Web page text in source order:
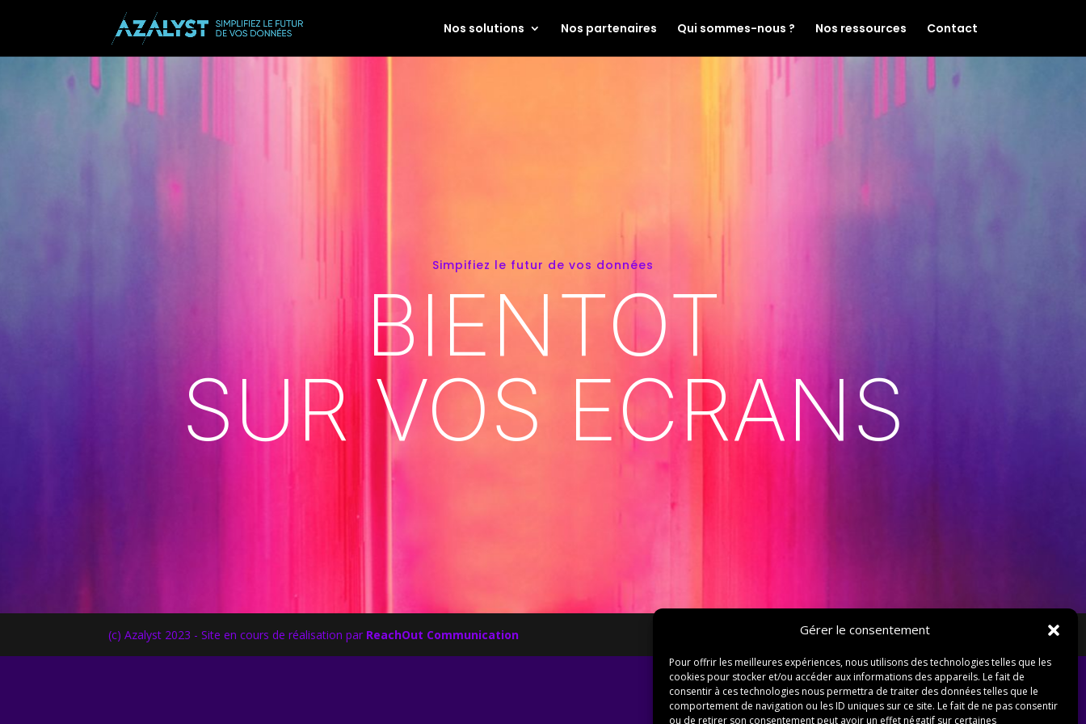
Gérer le consentement
Pour offrir les meilleures expériences, nous utilisons des technologies telles que les
cookies pour stocker et/ou accéder aux informations des appareils. Le fait de
consentir à ces technologies nous permettra de traiter des données telles que le
comportement de navigation ou les ID uniques sur ce site. Le fait de ne pas consentir
ou de retirer son consentement peut avoir un effet négatif sur certaines
Nos solutions Nos partenaires Qui sommes-nous ? Nos ressources Contact
Simpifiez le futur de vos données
BIENTOT
SUR VOS ECRANS
(c) Azalyst 2023 - Site en cours de réalisation par ReachOut Communication